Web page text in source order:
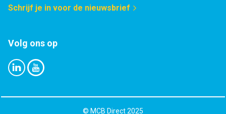
Schrijf je in voor de nieuwsbrief
Volg ons op
© MCB Direct2025